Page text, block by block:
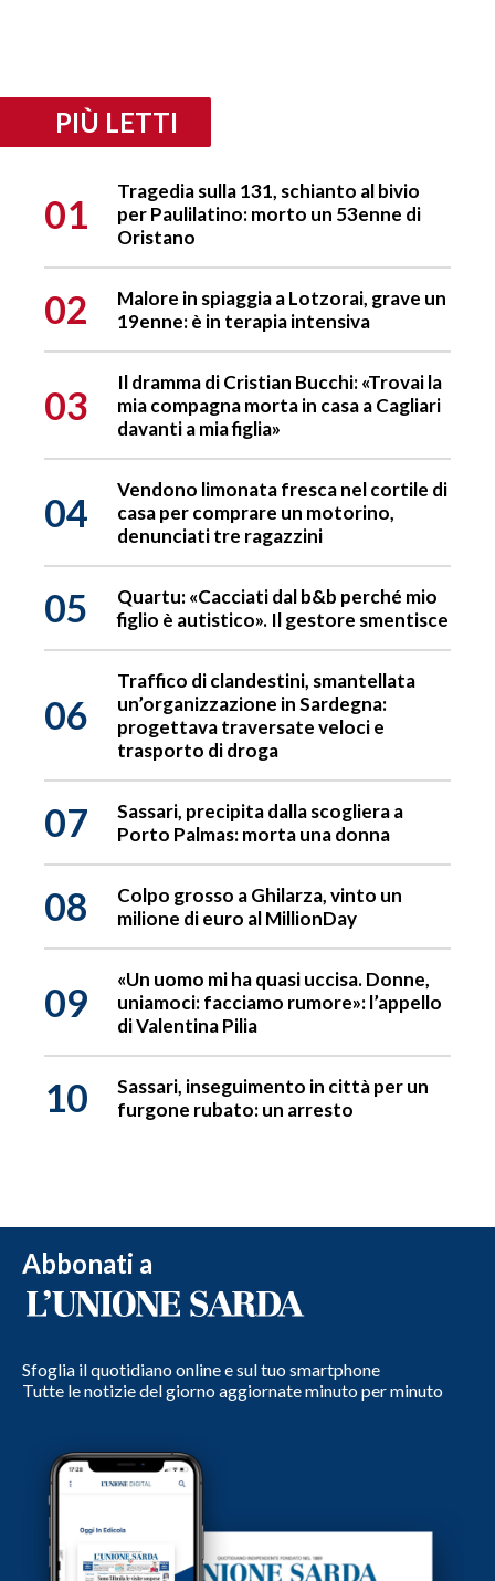
PIÙ LETTI
01
Tragedia sulla 131, schianto al bivio
per Paulilatino: morto un 53enne di
Oristano
02
Malore in spiaggia a Lotzorai, grave un
19enne: è in terapia intensiva
03
Il dramma di Cristian Bucchi: «Trovai la
mia compagna morta in casa a Cagliari
davanti a mia figlia»
04
Vendono limonata fresca nel cortile di
casa per comprare un motorino,
denunciati tre ragazzini
05
Quartu: «Cacciati dal b&b perché mio
figlio è autistico». Il gestore smentisce
06
Traffico di clandestini, smantellata
un’organizzazione in Sardegna:
progettava traversate veloci e
trasporto di droga
07
Sassari, precipita dalla scogliera a
Porto Palmas: morta una donna
08
Colpo grosso a Ghilarza, vinto un
milione di euro al MillionDay
09
«Un uomo mi ha quasi uccisa. Donne,
uniamoci: facciamo rumore»: l’appello
di Valentina Pilia
10
Sassari, inseguimento in città per un
furgone rubato: un arresto
Abbonati a
Sfoglia il quotidiano online e sul tuo smartphone
Tutte le notizie del giorno aggiornate minuto per minuto